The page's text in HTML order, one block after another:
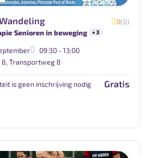
0(0)
Senioren in beweging + 3
09:30 - 13:00
8, Transportweg 8
is geen inschrijving nodig Gratis